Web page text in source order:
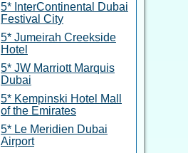
5* InterContinental Dubai
Festival City
5* Jumeirah Creekside
Hotel
5* JW Marriott Marquis
Dubai
5* Kempinski Hotel Mall
of the Emirates
5* Le Meridien Dubai
Airport